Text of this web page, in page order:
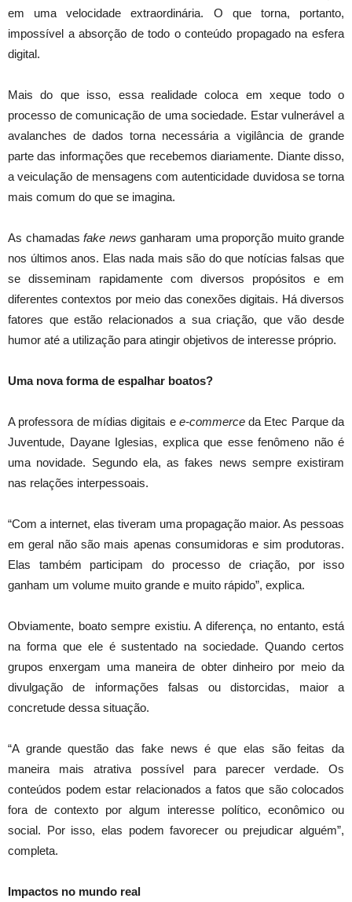
em uma velocidade extraordinária. O que torna, portanto,
impossível a absorção de todo o conteúdo propagado na esfera
digital.
Mais do que isso, essa realidade coloca em xeque todo o
processo de comunicação de uma sociedade. Estar vulnerável a
avalanches de dados torna necessária a vigilância de grande
parte das informações que recebemos diariamente. Diante disso,
a veiculação de mensagens com autenticidade duvidosa se torna
mais comum do que se imagina.
As chamadas fake news ganharam uma proporção muito grande
nos últimos anos. Elas nada mais são do que notícias falsas que
se disseminam rapidamente com diversos propósitos e em
diferentes contextos por meio das conexões digitais. Há diversos
fatores que estão relacionados a sua criação, que vão desde
humor até a utilização para atingir objetivos de interesse próprio.
Uma nova forma de espalhar boatos?
A professora de mídias digitais e e-commerceda Etec Parque da
Juventude, Dayane Iglesias, explica que esse fenômeno não é
uma novidade. Segundo ela, as fakes news sempre existiram
nas relações interpessoais.
“Com a internet, elas tiveram uma propagação maior. As pessoas
em geral não são mais apenas consumidoras e sim produtoras.
Elas também participam do processo de criação, por isso
ganham um volume muito grande e muito rápido”, explica.
Obviamente, boato sempre existiu. A diferença, no entanto, está
na forma que ele é sustentado na sociedade. Quando certos
grupos enxergam uma maneira de obter dinheiro por meio da
divulgação de informações falsas ou distorcidas, maior a
concretude dessa situação.
“A grande questão das fake news é que elas são feitas da
maneira mais atrativa possível para parecer verdade. Os
conteúdos podem estar relacionados a fatos que são colocados
fora de contexto por algum interesse político, econômico ou
social. Por isso, elas podem favorecer ou prejudicar alguém”,
completa.
Impactos no mundo real